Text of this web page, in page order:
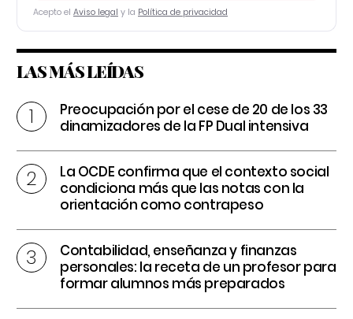
Acepto el Aviso legal y la Política de privacidad
LAS MÁS LEÍDAS
Preocupación por el cese de 20 de los 33
dinamizadores de la FP Dual intensiva
La OCDE confirma que el contexto social
condiciona más que las notas con la
orientación como contrapeso
Contabilidad, enseñanza y finanzas
personales: la receta de un profesor para
formar alumnos más preparados